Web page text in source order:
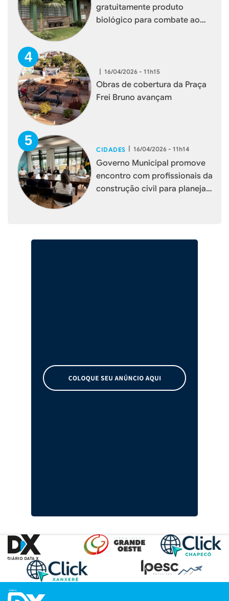
gratuitamente produto
biológico para combate ao
| 16/04/2026 - 11h15
Obras de cobertura da Praça
Frei Bruno avançam
CIDADES | 16/04/2026 - 11h14
Governo Municipal promove
encontro com profissionais da
construção civil para planejar